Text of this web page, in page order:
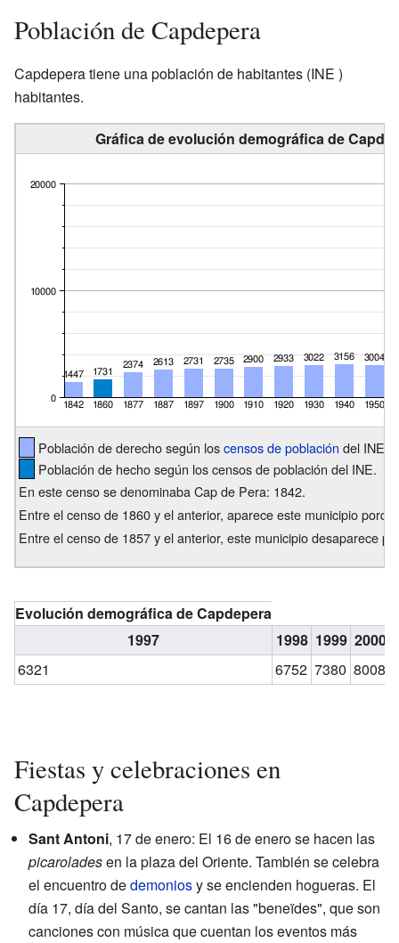
Población de Capdepera
Capdepera tiene una población de habitantes (INE )
habitantes.
Gráfica de evolución demográfica de
Población de derecho según loscensos de población del INE.
Población de hecho según los censos de población del INE.
En este censo se denominaba Cap de Pera: 1842.
Entre el censo de 1860 y el anterior, aparece este municipio
Entre el censo de 1857 y el anterior, este municipio desaparece
Evolución demográfica de Capdepera
1997
1998 1999 2000
6321
6752 7380 8008
Fiestas y celebraciones en
Capdepera
Sant Antoni, 17 de enero: El 16 de enero se hacen las
picaroladesen la plaza del Oriente. También se celebra
el encuentro dedemoniosy se encienden hogueras. El
día 17, día del Santo, se cantan las "beneïdes", que son
canciones con música que cuentan los eventos más